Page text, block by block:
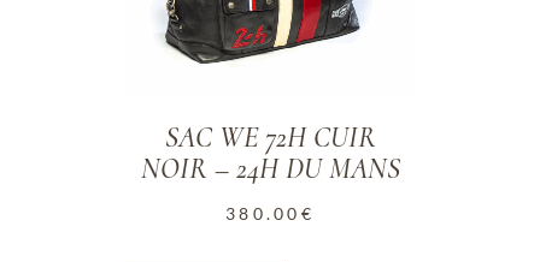
SAC WE 72H CUIR
NOIR – 24H DU MANS
380.00 €